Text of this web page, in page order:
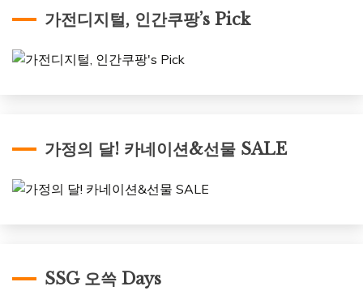
가전디지털, 인간쿠팡’s Pick
가정의 달! 카네이션&선물 SALE
SSG 오쓱 Days